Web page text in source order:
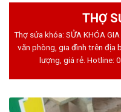
THỢ
Thợ sửa khóa: SỬA KHÓA
văn phòng, gia đình trên địa
lượng, giá rẻ. Hotline: